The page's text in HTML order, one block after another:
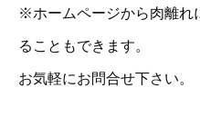
※ホームページから肉離れ
ることもできます。
お気軽にお問合せ下さい。